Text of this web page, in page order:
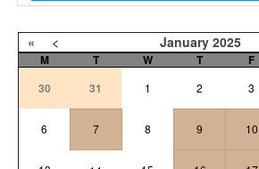
« < January 2025
M T W T F
30
31 1 2 3
6 7 8 9 10